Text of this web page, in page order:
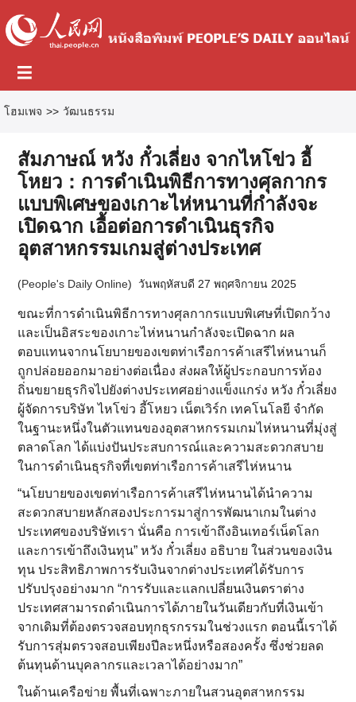
โฮมเพจ >> วัฒนธรรม
สัมภาษณ์ หวัง กั๋วเลี่ยง จากไหโข่ว อี้
โหยว：การดำเนินพิธีการทางศุลกากร
แบบพิเศษของเกาะไห่หนานที่กำลังจะ
เปิดฉาก เอื้อต่อการดำเนินธุรกิจ
อุตสาหกรรมเกมสู่ต่างประเทศ
(People's Daily Online) วันพฤหัสบดี 27 พฤศจิกายน 2025
ขณะที่การดำเนินพิธีการทางศุลกากรแบบพิเศษที่เปิดกว้าง
และเป็นอิสระของเกาะไห่หนานกำลังจะเปิดฉาก ผล
ตอบแทนจากนโยบายของเขตท่าเรือการค้าเสรีไห่หนานก็
ถูกปล่อยออกมาอย่างต่อเนื่อง ส่งผลให้ผู้ประกอบการท้อง
ถิ่นขยายธุรกิจไปยังต่างประเทศอย่างแข็งแกร่ง หวัง กั๋วเลี่ยง
ผู้จัดการบริษัท ไหโข่ว อี้โหยว เน็ตเวิร์ก เทคโนโลยี จำกัด
ในฐานะหนึ่งในตัวแทนของอุตสาหกรรมเกมไห่หนานที่มุ่งสู่
ตลาดโลก ได้แบ่งปันประสบการณ์และความสะดวกสบาย
ในการดำเนินธุรกิจที่เขตท่าเรือการค้าเสรีไห่หนาน
“นโยบายของเขตท่าเรือการค้าเสรีไห่หนานได้นำความ
สะดวกสบายหลักสองประการมาสู่การพัฒนาเกมในต่าง
ประเทศของบริษัทเรา นั่นคือ การเข้าถึงอินเทอร์เน็ตโลก
และการเข้าถึงเงินทุน” หวัง กั๋วเลี่ยง อธิบาย ในส่วนของเงิน
ทุน ประสิทธิภาพการรับเงินจากต่างประเทศได้รับการ
ปรับปรุงอย่างมาก “การรับและแลกเปลี่ยนเงินตราต่าง
ประเทศสามารถดำเนินการได้ภายในวันเดียวกับที่เงินเข้า
จากเดิมที่ต้องตรวจสอบทุกธุรกรรมในช่วงแรก ตอนนี้เราได้
รับการสุ่มตรวจสอบเพียงปีละหนึ่งหรือสองครั้ง ซึ่งช่วยลด
ต้นทุนด้านบุคลากรและเวลาได้อย่างมาก”
ในด้านเครือข่าย พื้นที่เฉพาะภายในสวนอุตสาหกรรม